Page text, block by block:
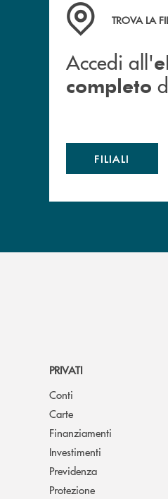
Accedi all' elenco
TROVA LA
Accedi all'
completo
FILIALI
PRIVATI
Conti
Carte
Finanziamenti
Investimenti
Previdenza
Protezione